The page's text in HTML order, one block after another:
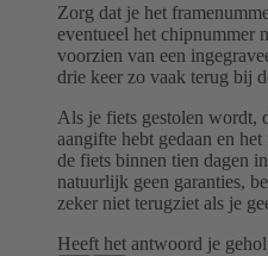
Zorg dat je het
eventueel het chipnummer
voorzien van een
drie keer zo vaak terug bij
Als je fiets gestolen wordt,
aangifte hebt gedaan en
de fiets binnen tien dagen
natuurlijk geen garanties,
zeker niet terugziet als je
Heeft het antwoord je